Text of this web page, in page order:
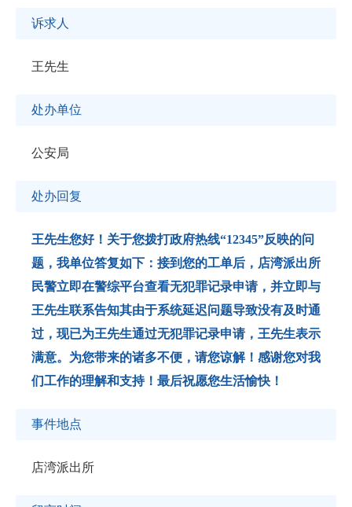
诉求人
王先生
处办单位
公安局
处办回复
王先生您好！关于您拨打政府热线“12345”反映的问
题，我单位答复如下：接到您的工单后，店湾派出所
民警立即在警综平台查看无犯罪记录申请，并立即与
王先生联系告知其由于系统延迟问题导致没有及时通
过，现已为王先生通过无犯罪记录申请，王先生表示
满意。为您带来的诸多不便，请您谅解！感谢您对我
们工作的理解和支持！最后祝愿您生活愉快！
事件地点
店湾派出所